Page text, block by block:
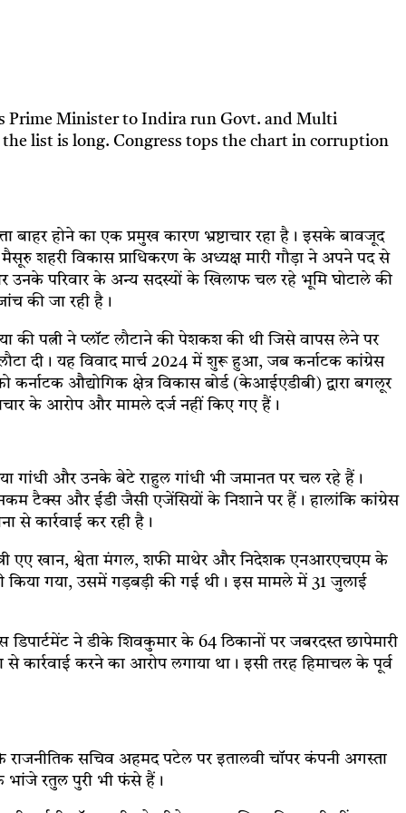
Prime Minister to Indira run Govt. and Multi
list is long. Congress tops the chart in corruption
बाहर होने का एक प्रमुख कारण भ्रष्टाचार रहा है। इसके बावजूद
शहरी विकास प्राधिकरण के अध्यक्ष मारी गौड़ा ने अपने पद से
उनके परिवार के अन्य सदस्यों के खिलाफ चल रहे भूमि घोटाले की
की जा रही है।
की पत्नी ने प्लॉट लौटाने की पेशकश की थी जिसे वापस लेने पर
दी। यह विवाद मार्च 2024 में शुरू हुआ, जब कर्नाटक कांग्रेस
औद्योगिक क्षेत्र विकास बोर्ड (केआईएडीबी) द्वारा बगलूर
के आरोप और मामले दर्ज नहीं किए गए हैं।
गांधी और उनके बेटे राहुल गांधी भी जमानत पर चल रहे हैं।
टैक्स और ईडी जैसी एजेंसियों के निशाने पर हैं। हालांकि कांग्रेस
से कार्रवाई कर रही है।
मंत्री एए खान, श्वेता मंगल, शफी माथेर और निदेशक एनआरएचएम के
गया, उसमें गड़बड़ी की गई थी। इस मामले में 31 जुलाई
ने डीके शिवकुमार के 64 ठिकानों पर जबरदस्त छापेमारी
कार्रवाई करने का आरोप लगाया था। इसी तरह हिमाचल के पूर्व
राजनीतिक सचिव अहमद पटेल पर इतालवी चॉपर कंपनी अगस्ता
भांजे रतुल पुरी भी फंसे हैं।